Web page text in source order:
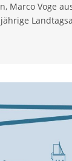
Marco Voge